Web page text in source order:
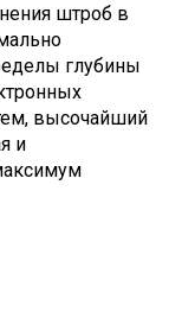
штроб в
глубины
высочайший
и